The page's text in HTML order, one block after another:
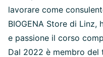
lavorare come
BIOGENA Store di
e passione il corso
Dal 2022 è membro del